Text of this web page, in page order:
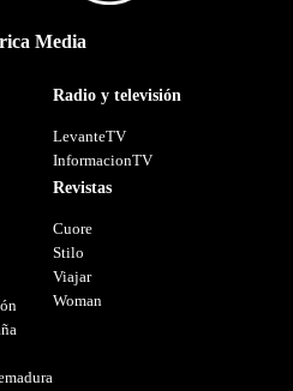
Media
Radio y televisión
LevanteTV
InformacionTV
Revistas
Cuore
Stilo
Viajar
Woman